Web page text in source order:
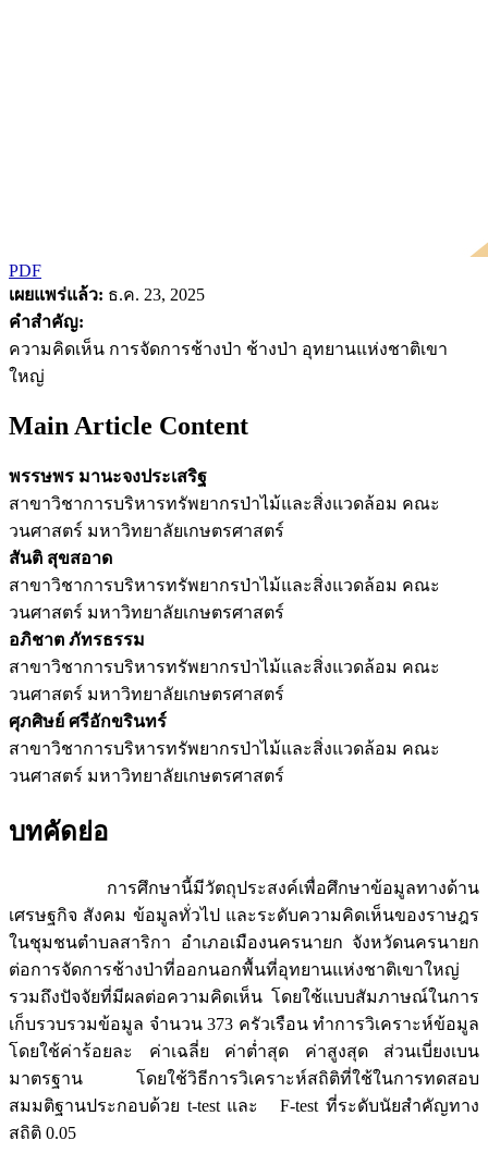
PDF
เผยแพร่แล้ว: ธ.ค. 23, 2025
คำสำคัญ:
ความคิดเห็น การจัดการช้างป่า ช้างป่า อุทยานแห่งชาติเขา
ใหญ่
Main Article Content
พรรษพร มานะจงประเสริฐ
สาขาวิชาการบริหารทรัพยากรป่าไม้และสิ่งแวดล้อม คณะ
วนศาสตร์ มหาวิทยาลัยเกษตรศาสตร์
สันติ สุขสอาด
สาขาวิชาการบริหารทรัพยากรป่าไม้และสิ่งแวดล้อม คณะ
วนศาสตร์ มหาวิทยาลัยเกษตรศาสตร์
อภิชาต ภัทรธรรม
สาขาวิชาการบริหารทรัพยากรป่าไม้และสิ่งแวดล้อม คณะ
วนศาสตร์ มหาวิทยาลัยเกษตรศาสตร์
ศุภศิษย์ ศรีอักขรินทร์
สาขาวิชาการบริหารทรัพยากรป่าไม้และสิ่งแวดล้อม คณะ
วนศาสตร์ มหาวิทยาลัยเกษตรศาสตร์
บทคัดย่อ
การศึกษานี้มีวัตถุประสงค์เพื่อศึกษาข้อมูลทางด้าน
เศรษฐกิจ สังคม ข้อมูลทั่วไป และระดับความคิดเห็นของราษฎร
ในชุมชนตำบลสาริกา อำเภอเมืองนครนายก จังหวัดนครนายก
ต่อการจัดการช้างป่าที่ออกนอกพื้นที่อุทยานแห่งชาติเขาใหญ่
รวมถึงปัจจัยที่มีผลต่อความคิดเห็น โดยใช้แบบสัมภาษณ์ในการ
เก็บรวบรวมข้อมูล จำนวน 373 ครัวเรือน ทำการวิเคราะห์ข้อมูล
โดยใช้ค่าร้อยละ ค่าเฉลี่ย ค่าต่ำสุด ค่าสูงสุด ส่วนเบี่ยงเบน
มาตรฐาน โดยใช้วิธีการวิเคราะห์สถิติที่ใช้ในการทดสอบ
สมมติฐานประกอบด้วย t-test และ F-test ที่ระดับนัยสำคัญทาง
สถิติ 0.05